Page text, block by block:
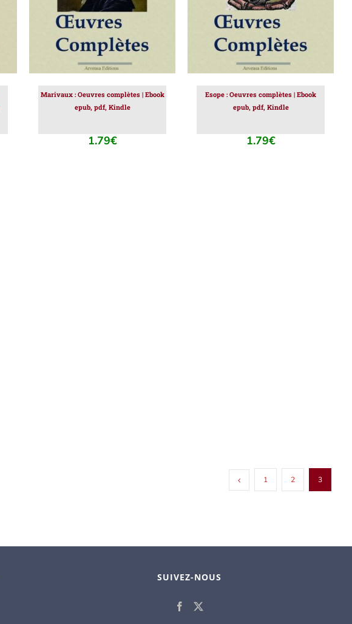
Marivaux : Oeuvres complètes | Ebook
epub, pdf, Kindle
1.79€
Esope : Oeuvres complètes | Ebook
epub, pdf, Kindle
1.79€
1 2 3
SUIVEZ-NOUS